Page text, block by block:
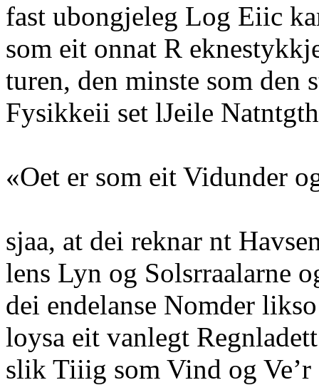
fast ubongjeleg Log Eiic
som eit onnat R
turen, den minste som den
Fysikkeii set lJeile
«Oet er som eit Vidunder
sjaa, at dei reknar nt
lens Lyn og Solsrraalarne
dei endelanse Nomder
loysa eit vanlegt
slik Tiiig som Vind og Ve’r